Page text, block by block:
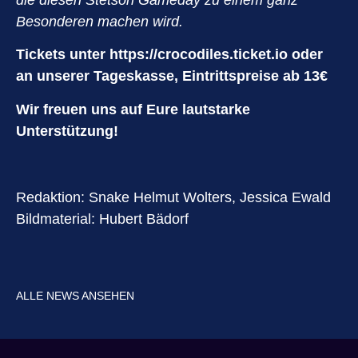
Besonderen machen wird.
Tickets unter https://crocodiles.ticket.io oder
an unserer Tageskasse, Eintrittspreise ab 13€
Wir freuen uns auf Eure lautstarke
Unterstützung!
Redaktion: Snake Helmut Wolters, Jessica Ewald
Bildmaterial: Hubert Bädorf
ALLE NEWS ANSEHEN